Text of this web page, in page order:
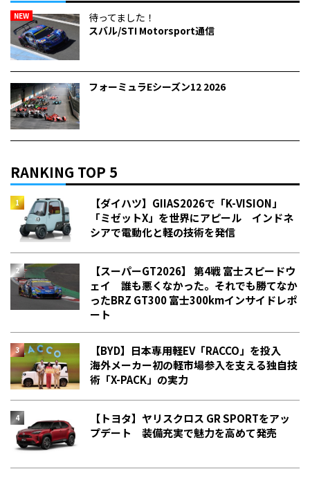
NEW
待ってました！
スバル/STI Motorsport通信
フォーミュラEシーズン12 2026
RANKING TOP 5
【ダイハツ】GIIAS2026で「K-VISION」
「ミゼットX」を世界にアピール インドネ
シアで電動化と軽の技術を発信
【スーパーGT2026】 第4戦 富士スピードウ
ェイ 誰も悪くなかった。それでも勝てなか
った――BRZ GT300 富士300kmインサイドレポ
ート
【BYD】日本専用軽EV「RACCO」を投入
海外メーカー初の軽市場参入を支える独自技
術「X-PACK」の実力
【トヨタ】ヤリスクロス GR SPORTをアッ
プデート 装備充実で魅力を高めて発売